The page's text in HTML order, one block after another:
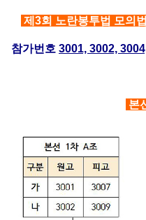
제3회 노란봉투법 모의
참가번호 3001, 3002,
본